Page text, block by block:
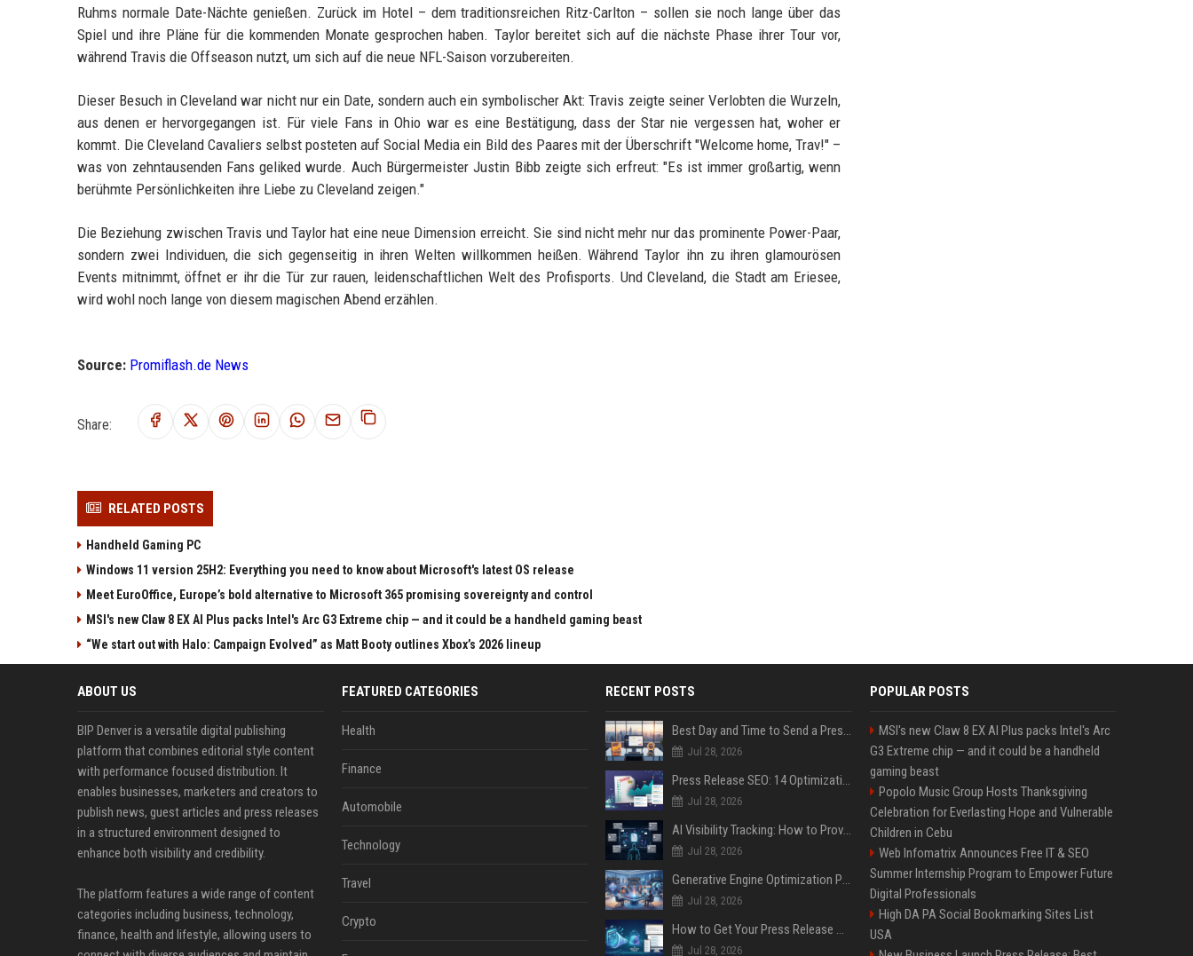
Ruhms normale Date-Nächte genießen. Zurück im Hotel – dem traditionsreichen Ritz-Carlton – sollen sie noch lange über das
Spiel und ihre Pläne für die kommenden Monate gesprochen haben. Taylor bereitet sich auf die nächste Phase ihrer Tour vor,
während Travis die Offseason nutzt, um sich auf die neue NFL-Saison vorzubereiten.
Dieser Besuch in Cleveland war nicht nur ein Date, sondern auch ein symbolischer Akt: Travis zeigte seiner Verlobten die Wurzeln,
aus denen er hervorgegangen ist. Für viele Fans in Ohio war es eine Bestätigung, dass der Star nie vergessen hat, woher er
kommt. Die Cleveland Cavaliers selbst posteten auf Social Media ein Bild des Paares mit der Überschrift "Welcome home, Trav!" –
was von zehntausenden Fans geliked wurde. Auch Bürgermeister Justin Bibb zeigte sich erfreut: "Es ist immer großartig, wenn
berühmte Persönlichkeiten ihre Liebe zu Cleveland zeigen."
Die Beziehung zwischen Travis und Taylor hat eine neue Dimension erreicht. Sie sind nicht mehr nur das prominente Power-Paar,
sondern zwei Individuen, die sich gegenseitig in ihren Welten willkommen heißen. Während Taylor ihn zu ihren glamourösen
Events mitnimmt, öffnet er ihr die Tür zur rauen, leidenschaftlichen Welt des Profisports. Und Cleveland, die Stadt am Eriesee,
wird wohl noch lange von diesem magischen Abend erzählen.
Source: Promiflash.de News
Share:
RELATED POSTS
Handheld Gaming PC
Windows 11 version 25H2: Everything you need to know about Microsoft's latest OS release
Meet EuroOffice, Europe’s bold alternative to Microsoft 365 promising sovereignty and control
MSI's new Claw 8 EX AI Plus packs Intel's Arc G3 Extreme chip — and it could be a handheld gaming beast
“We start out with Halo: Campaign Evolved” as Matt Booty outlines Xbox’s 2026 lineup
ABOUT US
BIP Denver is a versatile digital publishing
platform that combines editorial style content
with performance focused distribution. It
enables businesses, marketers and creators to
publish news, guest articles and press releases
in a structured environment designed to
enhance both visibility and credibility.
The platform features a wide range of content
categories including business, technology,
finance, health and lifestyle, allowing users to
FEATURED CATEGORIES
Health
Finance
Automobile
Technology
Travel
Crypto
RECENT POSTS
Best Day and Time to Send a Press Release for Media Pick Up
Jul 28, 2026
Press Release SEO: 14 Optimizations That Actually Move Rankings
Jul 28, 2026
AI Visibility Tracking: How to Prove Your PR Got Cited
Jul 28, 2026
Generative Engine Optimization PR Starter Guide
Jul 28, 2026
How to Get Your Press Release Cited in Google AI Overviews
Jul 28, 2026
POPULAR POSTS
MSI's new Claw 8 EX AI Plus packs Intel's Arc
G3 Extreme chip — and it could be a handheld
gaming beast
Popolo Music Group Hosts Thanksgiving
Celebration for Everlasting Hope and Vulnerable
Children in Cebu
Web Infomatrix Announces Free IT & SEO
Summer Internship Program to Empower Future
Digital Professionals
High DA PA Social Bookmarking Sites List
USA